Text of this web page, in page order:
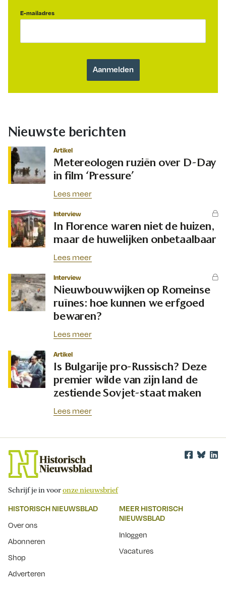
E-mailadres
Nieuwste berichten
Artikel
Metereologen ruziën over D-Day
in film ‘Pressure’
Lees meer
Interview
In Florence waren niet de huizen,
maar de huwelijken onbetaalbaar
Lees meer
Interview
Nieuwbouwwijken op Romeinse
ruïnes: hoe kunnen we erfgoed
bewaren?
Lees meer
Artikel
Is Bulgarije pro-Russisch? Deze
premier wilde van zijn land de
zestiende Sovjet-staat maken
Lees meer
Schrijf je in vooronze nieuwsbrief
HISTORISCH NIEUWSBLAD
Over ons
Abonneren
Shop
Adverteren
MEER HISTORISCH
NIEUWSBLAD
Inloggen
Vacatures